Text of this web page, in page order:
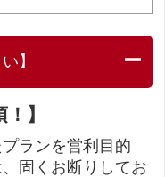
】
】
ランを営利目的
固くお断りしてお